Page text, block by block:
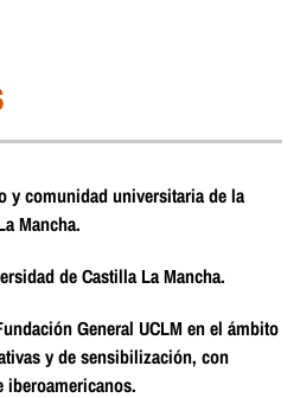
y comunidad universitaria de la
Mancha.
de Castilla La Mancha.
General UCLM en el ámbito
y de sensibilización, con
iberoamericanos.